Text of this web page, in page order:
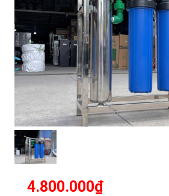
4.800.000₫